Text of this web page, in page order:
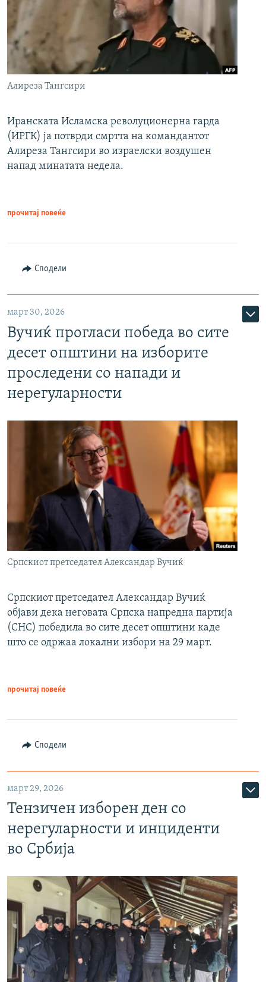
Алиреза Тангсири
Иранската Исламска револуционерна гарда
(ИРГК) ја потврди смртта на командантот
Алиреза Тангсири во израелски воздушен
напад минатата недела.
прочитај повеќе
Сподели
март 30, 2026
Вучиќ прогласи победа во сите
десет општини на изборите
проследени со напади и
нерегуларности
Српскиот претседател Александар Вучиќ
Српскиот претседател Александар Вучиќ
објави дека неговата Српска напредна партија
(СНС) победила во сите десет општини каде
што се одржаа локални избори на 29 март.
прочитај повеќе
Сподели
март 29, 2026
Тензичен изборен ден со
нерегуларности и инциденти
во Србија